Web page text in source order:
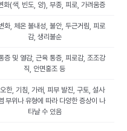
화(색, 빈도, 양), 부종, 피로, 가려움증
화, 체온 불내성, 불안, 두근거림, 피로
감, 생리불순
증 및 열감, 근육 통증, 피로감, 조조강
직, 안면홍조 등
한, 기침, 가래, 피부 발진, 구토, 설사
부위나 유형에 따라 다양한 증상이 나
타날 수 있음